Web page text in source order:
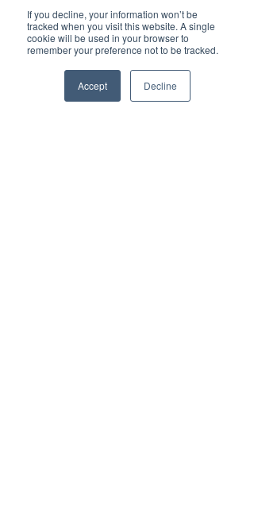
If you decline, your information won’t be
tracked when you visit this website. A single
cookie will be used in your browser to
remember your preference not to be tracked.
Accept Decline
Send
Email Facebook